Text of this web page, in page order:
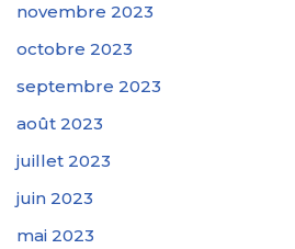
novembre 2023
octobre 2023
septembre 2023
août 2023
juillet 2023
juin 2023
mai 2023